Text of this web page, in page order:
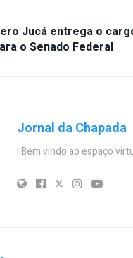
Jucá entrega o
o Senado Federal
Jornal da Chapada
| Bem vindo ao espaço